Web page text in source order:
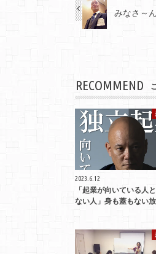
みなさ～
RECOMMEND
2023.6.12
「起業が向いている人
ない人」身も蓋もない